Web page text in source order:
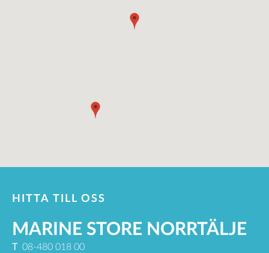
HITTA TILL OSS
MARINE STORE NORRTÄLJE
T08-480 018 00